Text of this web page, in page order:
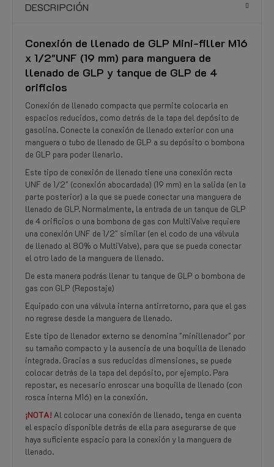
DESCRIPCIÓN
Conexión de llenado de GLP Mini-filler M16
x 1/2"UNF (19 mm) para manguera de
llenado de GLP y tanque de GLP de 4
orificios
Conexión de llenado compacta que permite colocarla en
espacios reducidos, como detrás de la tapa del depósito de
gasolina. Conecte la conexión de llenado exterior con una
manguera o tubo de llenado de GLP a su depósito o bombona
de GLP para poder llenarlo.
Este tipo de conexión de llenado tiene una conexión recta
UNF de 1/2" (conexión abocardada) (19 mm) en la salida (en la
parte posterior) a la que se puede conectar una manguera de
llenado de GLP. Normalmente, la entrada de un tanque de GLP
de 4 orificios o una bombona de gas con MultiValve requiere
una conexión UNF de 1/2" similar (en el codo de una válvula
de llenado al 80% o MultiValve), para que se pueda conectar
el otro lado de la manguera de llenado.
De esta manera podrás llenar tu tanque de GLP o bombona de
gas con GLP (Repostaje)
Equipado con una válvula interna antirretorno, para que el gas
no regrese desde la manguera de llenado.
Este tipo de llenador externo se denomina "minillenador" por
su tamaño compacto y la ausencia de una boquilla de llenado
integrada. Gracias a sus reducidas dimensiones, se puede
colocar detrás de la tapa del depósito, por ejemplo. Para
repostar, es necesario enroscar una boquilla de llenado (con
rosca interna M16) en la conexión.
¡NOTA! Al colocar una conexión de llenado, tenga en cuenta
el espacio disponible detrás de ella para asegurarse de que
haya suficiente espacio para la conexión y la manguera de
llenado.